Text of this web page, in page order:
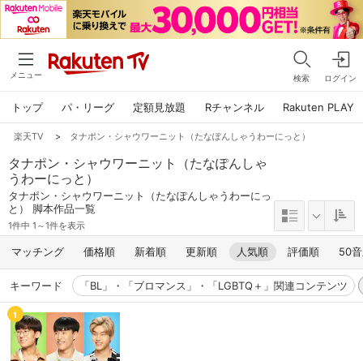
メニュー 検索 ログイン
トップ パ・リーグ 定額見放題 Rチャンネル Rakuten PLAY
楽天TV > タナポン・シャウワーニット（たなぽんしゃうわーにっと）
タナポン・シャウワーニット（たなぽんしゃ
うわーにっと）
タナポン・シャウワーニット（たなぽんしゃうわーにっ
と） 脚本作品一覧
1件中 1～1件を表示
マッチング 価格順 新着順 更新順 人気順 評価順 50
キーワード 「BL」・「ブロマンス」・「LGBTQ＋」関連コンテンツ
1